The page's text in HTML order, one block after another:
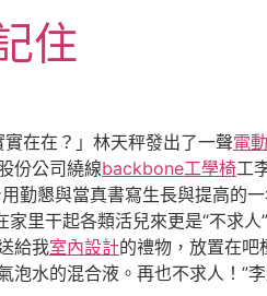
住
在？」林天秤發出了一聲電
份公司繞線backbone工學椅工
勤懇與當真書寫生長與提高的
家里干起各類活兒來更是“不求
給我室內設計的禮物，放置在
泡水的混合液。再也不求人！”